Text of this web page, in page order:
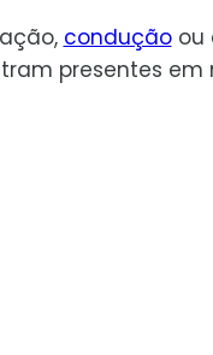
conduçãoou
presentes